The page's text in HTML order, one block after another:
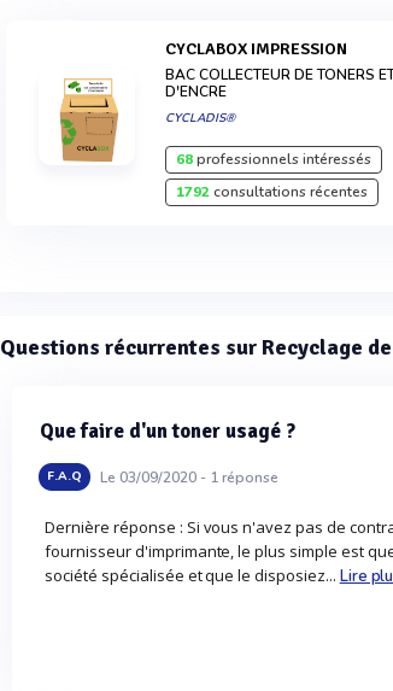
CYCLABOX IMPRESSION
BAC COLLECTEUR DE TONERS
D'ENCRE
CYCLADIS®
68professionnels intéressés
1792consultations récentes
Questions récurrentes sur Recyclage
Que faire d'un toner usagé ?
F.A.Q Le 03/09/2020 - 1réponse
Dernière réponse : Si vous n'avez pas de
fournisseur d'imprimante, le plus simple est
société spécialisée et que le disposiez... Lire